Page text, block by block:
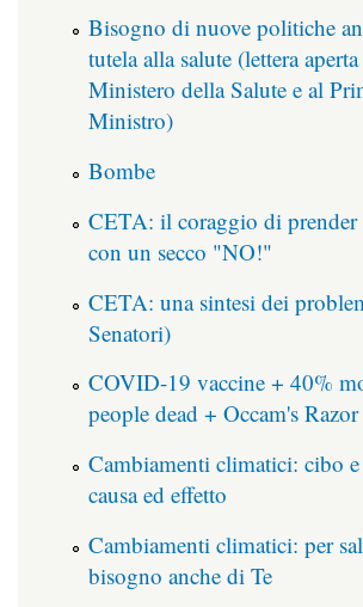
Bisogno di nuove politiche
tutela alla salute (lettera
Ministero della Salute e al
Ministro)
Bombe
CETA: il coraggio di prender
con un secco "NO!"
CETA: una sintesi dei
Senatori)
COVID-19 vaccine + 40%
people dead + Occam's
Cambiamenti climatici: cibo
causa ed effetto
Cambiamenti climatici: per
bisogno anche di Te